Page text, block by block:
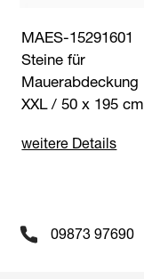
MAES-15291601
Steine für
Mauerabdeckung
XXL / 50 x 195 cm
weitere Details
09873 97690